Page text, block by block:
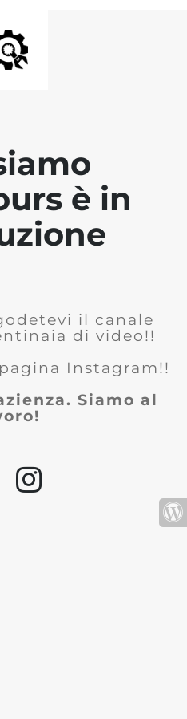
è in
il canale
di video!!
Instagram!!
Siamo al